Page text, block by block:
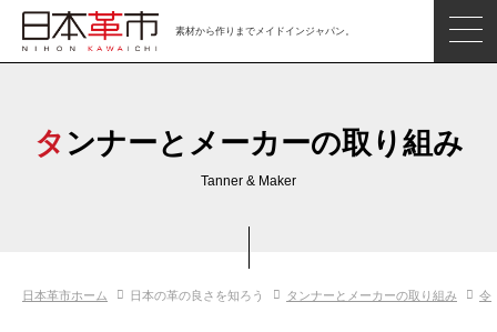
素材から作りまでメイドインジャパン。
日本の革
革市通信
タンナーとメーカーの取り組み
Tanner & Maker
日本革市ホーム 日本の革の良さを知ろう タンナーとメーカーの取り組み 令